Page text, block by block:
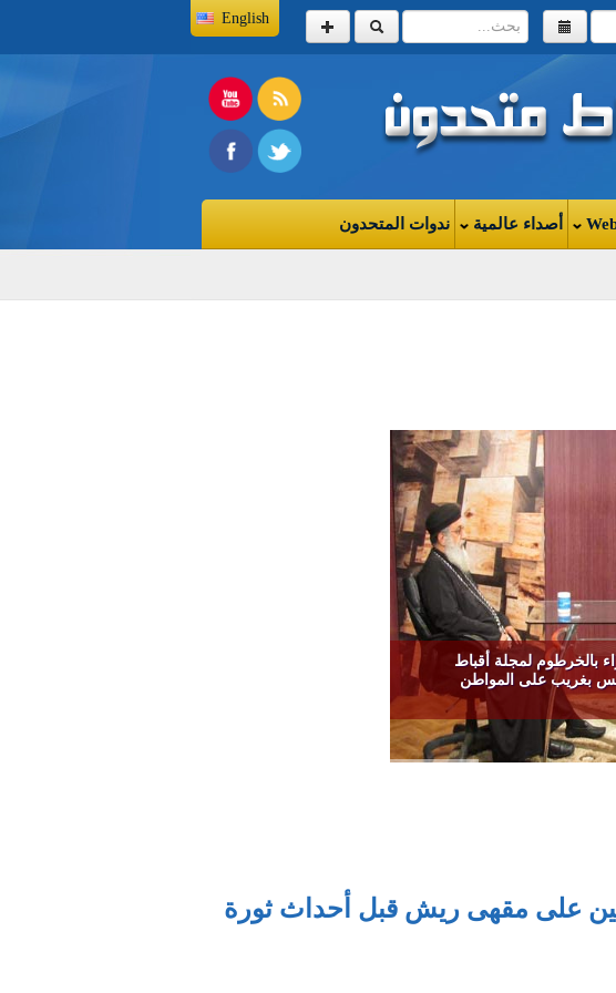
English
أصداء عالمية ندوات المتحدون
بالخرطوم لمجلة أقباط
بغريب على المواطن
على مقهى ريش قبل أحداث ثورة